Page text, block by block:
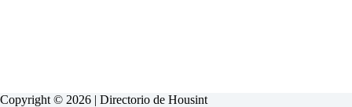
Copyright © 2026 | Directorio de Housint